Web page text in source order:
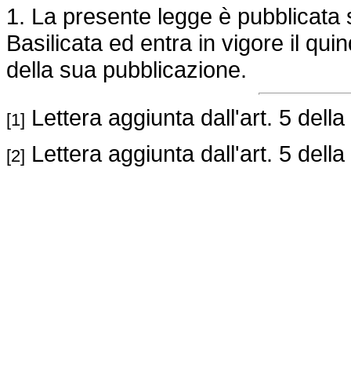
1. La presente legge è
Basilicata ed entra in vigore il
della sua pubblicazione.
[1] Lettera aggiunta dall'art. 5 della
[2] Lettera aggiunta dall'art. 5 della